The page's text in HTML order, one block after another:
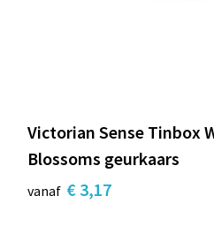
Victorian Sense Tinbox
Blossoms geurkaars
vanaf € 3,17